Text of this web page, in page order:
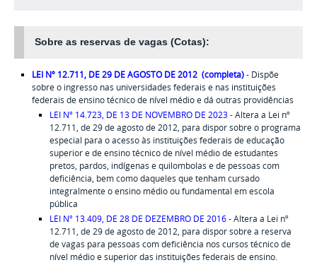
Sobre as reservas de vagas (Cotas):
LEI Nº 12.711, DE 29 DE AGOSTO DE 2012 (completa)- Dispõe
sobre o ingresso nas universidades federais e nas instituições
federais de ensino técnico de nível médio e dá outras providências
LEI Nº 14.723, DE 13 DE NOVEMBRO DE 2023- Altera a Lei nº
12.711, de 29 de agosto de 2012, para dispor sobre o programa
especial para o acesso às instituições federais de educação
superior e de ensino técnico de nível médio de estudantes
pretos, pardos, indígenas e quilombolas e de pessoas com
deficiência, bem como daqueles que tenham cursado
integralmente o ensino médio ou fundamental em escola
pública
LEI Nº 13.409, DE 28 DE DEZEMBRO DE 2016- Altera a Lei nº
12.711, de 29 de agosto de 2012, para dispor sobre a reserva
de vagas para pessoas com deficiência nos cursos técnico de
nível médio e superior das instituições federais de ensino.